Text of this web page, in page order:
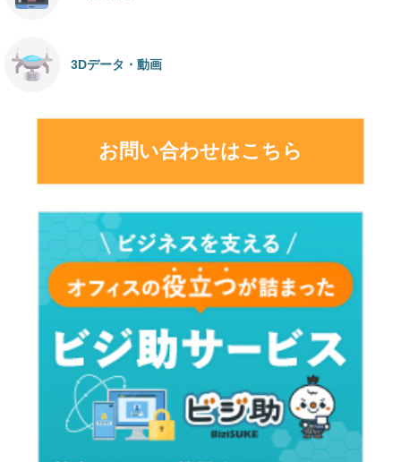
3Dデータ・動画
お問い合わせはこちら